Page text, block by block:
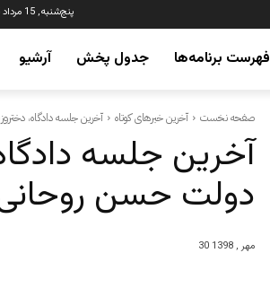
پنج‌شنبه, 15 مرداد 1405
فهرست برنامه‌ها جدول پخش آرشیو
صفحه نخست آخرین خبرهای کوتاه آخرین جلسه دادگاه،
آخرین جلسه
دولت حسن
30 مهر , 1398